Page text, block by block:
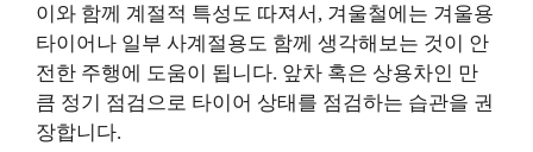
이와 함께 계절적 특성도 따져서, 겨울철에는 겨울용
타이어나 일부 사계절용도 함께 생각해보는 것이 안
전한 주행에 도움이 됩니다. 앞차 혹은 상용차인 만
큼 정기 점검으로 타이어 상태를 점검하는 습관을 권
장합니다.